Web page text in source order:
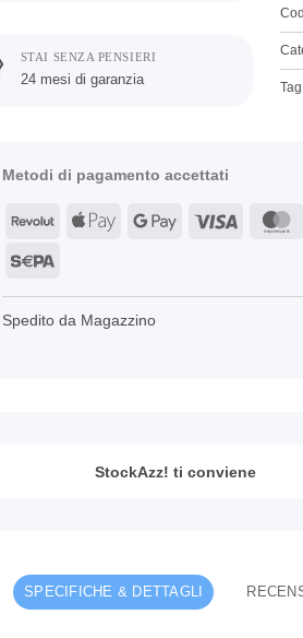
STAI SENZA PENSIERI
24 mesi di garanzia
Metodi di pagamento accettati
RevolutApple
Google
Visa
Spedito da Magazzino
StockAzz! ti conviene
SPECIFICHE & DETTAGLI